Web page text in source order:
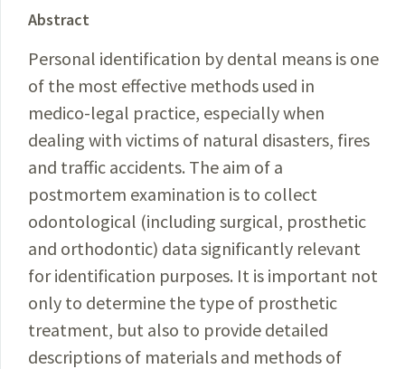
Abstract
Personal identification by dental means is one
of the most effective methods used in
medico-legal practice, especially when
dealing with victims of natural disasters, fires
and traffic accidents. The aim of a
postmortem examination is to collect
odontological (including surgical, prosthetic
and orthodontic) data significantly relevant
for identification purposes. It is important not
only to determine the type of prosthetic
treatment, but also to provide detailed
descriptions of materials and methods of